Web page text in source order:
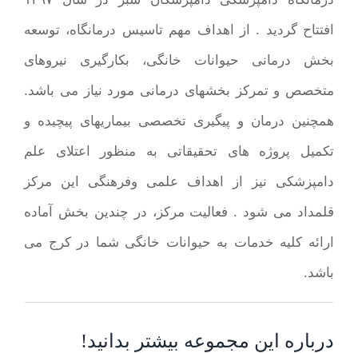
افتتاح گردید . از اهداف مهم تاسیس درمانگاه، توسعه
بخش درمانی حیوانات خانگی، بکارگیری نیروهای
متخصص و تمرکز بخشهای درمانی مورد نیاز می باشد.
همچنین درمان و پیگیری تخصصی بیماریهای پیچیده و
تکمیل پروژه های تحقیقاتی به منظور اعتلای علم
دامپزشکی نیز از اهداف علمی وفرهنگی این مرکز
قلمداد می شود . فعالیت مرکز، در چندین بخش آماده
ارائه کلیه خدمات به حیوانات خانگی شما در کرج می
باشد.
درباره این مجموعه بیشتر بدانید!